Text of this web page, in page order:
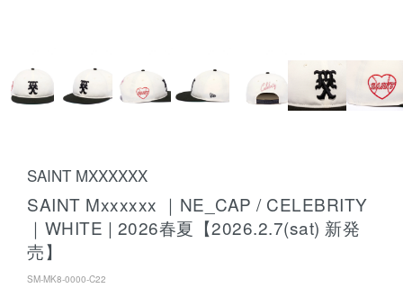
SAINT MXXXXXX
SAINT Mxxxxxx ｜NE_CAP / CELEBRITY
｜WHITE | 2026春夏【2026.2.7(sat) 新発
売】
SM-MK8-0000-C22